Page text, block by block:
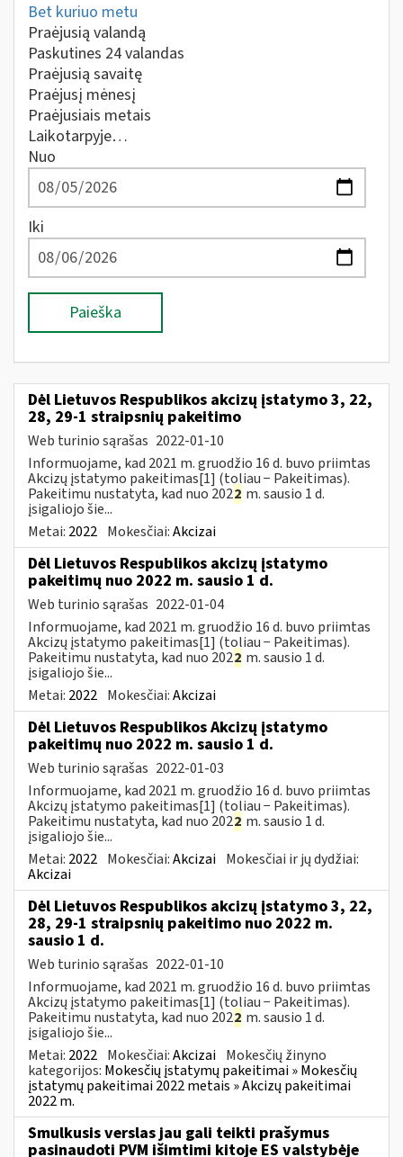
Bet kuriuo metu
Praėjusią valandą
Paskutines 24 valandas
Praėjusią savaitę
Praėjusį mėnesį
Praėjusiais metais
Laikotarpyje…
Nuo
Iki
Paieška
Dėl Lietuvos Respublikos akcizų įstatymo 3, 22,
28, 29-1 straipsnių pakeitimo
Web turinio sąrašas 2022-01-10
Informuojame, kad 2021 m. gruodžio 16 d. buvo priimtas
Akcizų įstatymo pakeitimas[1] (toliau − Pakeitimas).
Pakeitimu nustatyta, kad nuo 2022 m. sausio 1 d.
įsigaliojo šie...
Metai: 2022 Mokesčiai:Akcizai
Dėl Lietuvos Respublikos akcizų įstatymo
pakeitimų nuo 2022 m. sausio 1 d.
Web turinio sąrašas 2022-01-04
Informuojame, kad 2021 m. gruodžio 16 d. buvo priimtas
Akcizų įstatymo pakeitimas[1] (toliau − Pakeitimas).
Pakeitimu nustatyta, kad nuo 2022 m. sausio 1 d.
įsigaliojo šie...
Metai: 2022 Mokesčiai:Akcizai
Dėl Lietuvos Respublikos Akcizų įstatymo
pakeitimų nuo 2022 m. sausio 1 d.
Web turinio sąrašas 2022-01-03
Informuojame, kad 2021 m. gruodžio 16 d. buvo priimtas
Akcizų įstatymo pakeitimas[1] (toliau − Pakeitimas).
Pakeitimu nustatyta, kad nuo 2022 m. sausio 1 d.
įsigaliojo šie...
Metai: 2022 Mokesčiai:Akcizai Mokesčiai ir jų dydžiai:
Akcizai
Dėl Lietuvos Respublikos akcizų įstatymo 3, 22,
28, 29-1 straipsnių pakeitimo nuo 2022 m.
sausio 1 d.
Web turinio sąrašas 2022-01-10
Informuojame, kad 2021 m. gruodžio 16 d. buvo priimtas
Akcizų įstatymo pakeitimas[1] (toliau − Pakeitimas).
Pakeitimu nustatyta, kad nuo 2022 m. sausio 1 d.
įsigaliojo šie...
Metai: 2022 Mokesčiai:Akcizai Mokesčių žinyno
kategorijos: Mokesčių įstatymų pakeitimai » Mokesčių
įstatymų pakeitimai 2022 metais » Akcizų pakeitimai
2022 m.
Smulkusis verslas jau gali teikti prašymus
pasinaudoti PVM išimtimi kitoje ES valstybėje